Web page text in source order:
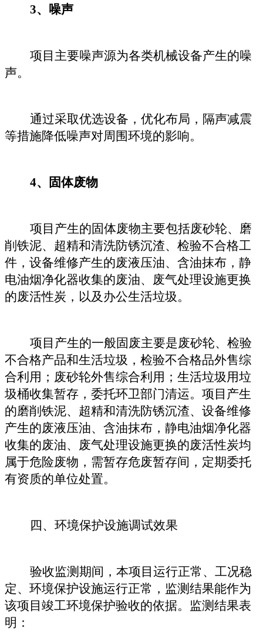
3、噪声
项目主要噪声源为各类机械设备产生的噪
声。
通过采取优选设备，优化布局，隔声减震
等措施降低噪声对周围环境的影响。
4、固体废物
项目产生的固体废物主要包括废砂轮、磨
削铁泥、超精和清洗防锈沉渣、检验不合格工
件，设备维修产生的废液压油、含油抹布，静
电油烟净化器收集的废油、废气处理设施更换
的废活性炭，以及办公生活垃圾。
项目产生的一般固废主要是废砂轮、检验
不合格产品和生活垃圾，检验不合格品外售综
合利用；废砂轮外售综合利用；生活垃圾用垃
圾桶收集暂存，委托环卫部门清运。 项目产生
的磨削铁泥、超精和清洗防锈沉渣、 设备维修
产生的废液压油、含油抹布，静电油烟净化器
收集的废油、废气处理设施更换的废活性炭均
属于危险废物，需暂存危废暂存间，定期委托
有资质的单位处置。
四、环境保护设施调试效果
验收监测期间，本项目运行正常、工况稳
定、环境保护设施运行正常，监测结果能作为
该项目竣工环境保护验收的依据。监测结果表
明：